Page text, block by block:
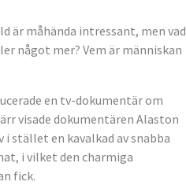
är måhända intressant, men vad
något mer? Vem är människan
en tv-dokumentär om
visade dokumentären Alaston
stället en kavalkad av snabba
i vilket den charmiga
fick.